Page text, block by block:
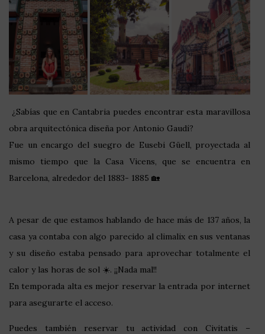
¿Sabías que en Cantabria puedes encontrar esta maravillosa
obra arquitectónica diseña por Antonio Gaudí?
Fue un encargo del suegro de Eusebi Güell, proyectada al
mismo tiempo que la Casa Vicens, que se encuentra en
Barcelona, alrededor del 1883- 1885 🏡
A pesar de que estamos hablando de hace más de 137 años, la
casa ya contaba con algo parecido al climalix en sus ventanas
y su diseño estaba pensado para aprovechar totalmente el
calor y las horas de sol ☀️. ¡¡Nada mal!!
En temporada alta es mejor reservar la entrada por internet
para asegurarte el acceso.
Puedes también reservar tu actividad con Civitatis –